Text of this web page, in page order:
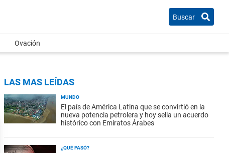
Buscar
Ovación
LAS MAS LEÍDAS
MUNDO
El país de América Latina que se convirtió en la
nueva potencia petrolera y hoy sella un acuerdo
histórico con Emiratos Árabes
¿QUÉ PASÓ?